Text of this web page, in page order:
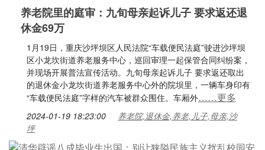
养老院里的庭审：九旬母亲起诉儿子 要求返还退
休金69万
1月19日，重庆沙坪坝区人民法院“车载便民法庭”驶进沙坪坝
区小龙坎街道养老服务中心，巡回审理一起保管合同纠纷案，
并现场开展普法宣传活动。九旬母亲起诉儿子 要求返还取出
的退休金小龙坎街道养老服务中心外的院坝里，一辆车身印有
“车载便民法庭”字样的汽车被群众围住。车厢外……更多
2024-01-19 18:23:00
养老院,退休金,养老,儿子,母亲,沙
坪